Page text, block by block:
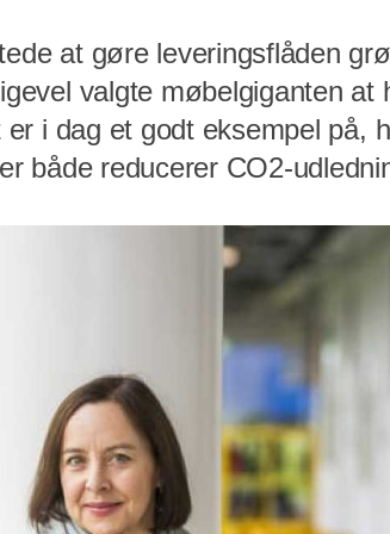
at gøre leveringsflåden
valgte møbelgiganten at
i dag et godt eksempel på,
både reducerer CO2-